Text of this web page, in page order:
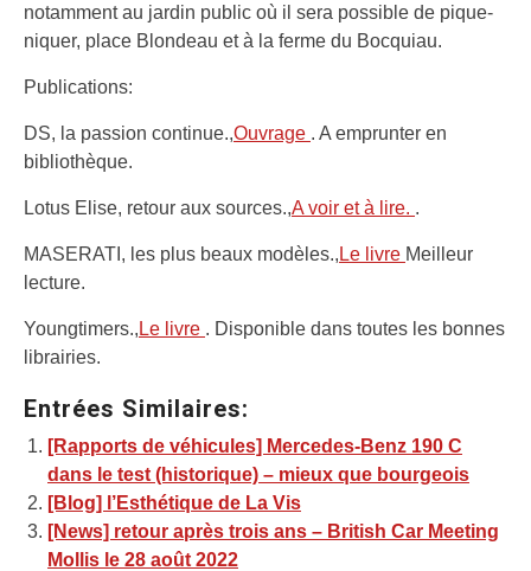
notamment au jardin public où il sera possible de pique-
niquer, place Blondeau et à la ferme du Bocquiau.
Publications:
DS, la passion continue.,Ouvrage . A emprunter en
bibliothèque.
Lotus Elise, retour aux sources.,A voir et à lire. .
MASERATI, les plus beaux modèles., Le livre Meilleur
lecture.
Youngtimers., Le livre . Disponible dans toutes les bonnes
librairies.
Entrées Similaires:
[Rapports de véhicules] Mercedes-Benz 190 C
dans le test (historique) – mieux que bourgeois
[Blog] l’Esthétique de La Vis
[News] retour après trois ans – British Car Meeting
Mollis le 28 août 2022